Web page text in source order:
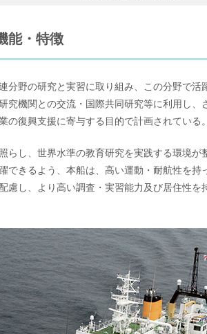
能・特徴
分野の研究と実習に取り組み、この分野で活
究機関との交流・国際共同研究等に利用し、
の復興支援に寄与する目的で計画されている
らし、世界水準の教育研究を実践する環境が
できるよう、本船は、高い運動・耐航性を持
慮し、より高い調査・実習能力及び居住性を